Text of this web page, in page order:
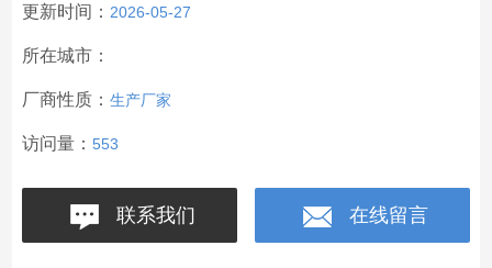
更新时间： 2026-05-27
所在城市：
厂商性质： 生产厂家
访问量： 553
联系我们 在线留言